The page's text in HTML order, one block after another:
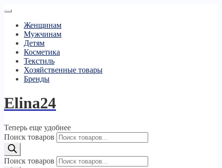
Женщинам
Мужчинам
Детям
Косметика
Текстиль
Хозяйственные товары
Бренды
Elina24
Теперь еще удобнее
Поиск товаров
Поиск товаров